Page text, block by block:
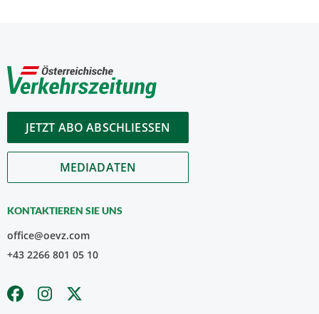
JETZT ABO ABSCHLIESSEN
MEDIADATEN
KONTAKTIEREN SIE UNS
office@oevz.com
+43 2266 801 05 10